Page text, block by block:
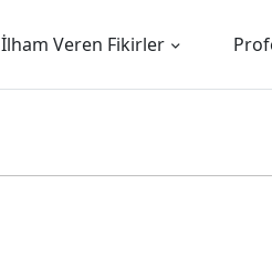
İlham Veren Fikirler